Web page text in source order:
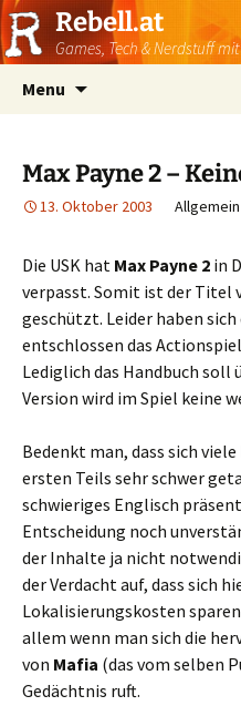
Rebell.at
Games, Tech & Nerdstuff
Menu
Max Payne 2 –
13. Oktober 2003 Allgemein
Die USK hat Max Payne 2 in
verpasst. Somit ist der Titel
geschützt. Leider haben
entschlossen das
Lediglich das Handbuch soll
Version wird im Spiel keine
Bedenkt man, dass sich
ersten Teils sehr schwer
schwieriges Englisch
Entscheidung noch
der Inhalte ja nicht
der Verdacht auf, dass sich
Lokalisierungskosten
allem wenn man sich die
von Mafia (das vom selben
Gedächtnis ruft.